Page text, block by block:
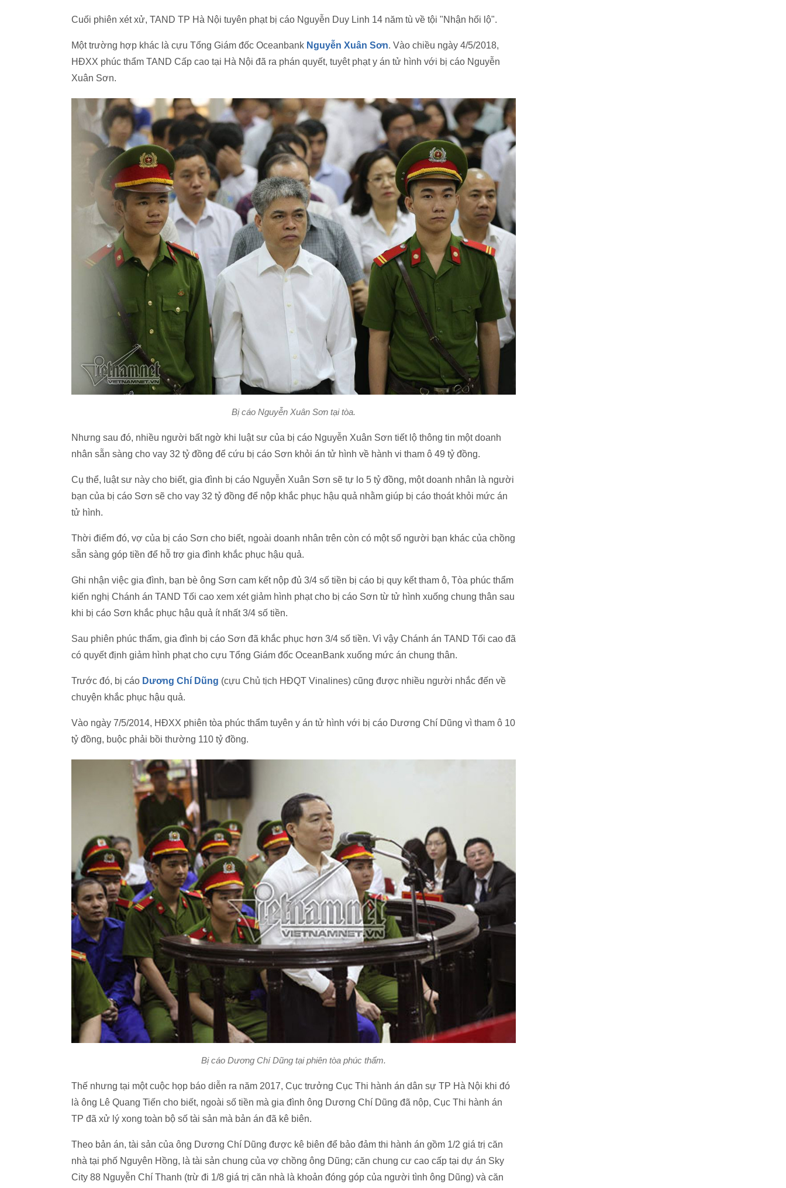
Cuối phiên xét xử, TAND TP Hà Nội tuyên phạt bị cáo Nguyễn Duy Linh 14 năm tù về tội "Nhận hối lộ".
Một trường hợp khác là cựu Tổng Giám đốc Oceanbank Nguyễn Xuân Sơn. Vào chiều ngày 4/5/2018,
HĐXX phúc thẩm TAND Cấp cao tại Hà Nội đã ra phán quyết, tuyêt phạt y án tử hình với bị cáo Nguyễn
Xuân Sơn.
Bị cáo Nguyễn Xuân Sơn tại tòa.
Nhưng sau đó, nhiều người bất ngờ khi luật sư của bị cáo Nguyễn Xuân Sơn tiết lộ thông tin một doanh
nhân sẵn sàng cho vay 32 tỷ đồng để cứu bị cáo Sơn khỏi án tử hình về hành vi tham ô 49 tỷ đồng.
Cụ thể, luật sư này cho biết, gia đình bị cáo Nguyễn Xuân Sơn sẽ tự lo 5 tỷ đồng, một doanh nhân là người
bạn của bị cáo Sơn sẽ cho vay 32 tỷ đồng để nộp khắc phục hậu quả nhằm giúp bị cáo thoát khỏi mức án
tử hình.
Thời điểm đó, vợ của bị cáo Sơn cho biết, ngoài doanh nhân trên còn có một số người bạn khác của chồng
sẵn sàng góp tiền để hỗ trợ gia đình khắc phục hậu quả.
Ghi nhận việc gia đình, bạn bè ông Sơn cam kết nộp đủ 3/4 số tiền bị cáo bị quy kết tham ô, Tòa phúc thẩm
kiến nghị Chánh án TAND Tối cao xem xét giảm hình phạt cho bị cáo Sơn từ tử hình xuống chung thân sau
khi bị cáo Sơn khắc phục hậu quả ít nhất 3/4 số tiền.
Sau phiên phúc thẩm, gia đình bị cáo Sơn đã khắc phục hơn 3/4 số tiền. Vì vậy Chánh án TAND Tối cao đã
có quyết định giảm hình phạt cho cựu Tổng Giám đốc OceanBank xuống mức án chung thân.
Trước đó, bị cáo Dương Chí Dũng (cựu Chủ tịch HĐQT Vinalines) cũng được nhiều người nhắc đến về
chuyện khắc phục hậu quả.
Vào ngày 7/5/2014, HĐXX phiên tòa phúc thẩm tuyên y án tử hình với bị cáo Dương Chí Dũng vì tham ô 10
tỷ đồng, buộc phải bồi thường 110 tỷ đồng.
Bị cáo Dương Chí Dũng tại phiên tòa phúc thẩm.
Thế nhưng tại một cuộc họp báo diễn ra năm 2017, Cục trưởng Cục Thi hành án dân sự TP Hà Nội khi đó
là ông Lê Quang Tiến cho biết, ngoài số tiền mà gia đình ông Dương Chí Dũng đã nộp, Cục Thi hành án
TP đã xử lý xong toàn bộ số tài sản mà bản án đã kê biên.
Theo bản án, tài sản của ông Dương Chí Dũng được kê biên để bảo đảm thi hành án gồm 1/2 giá trị căn
nhà tại phố Nguyên Hồng, là tài sản chung của vợ chồng ông Dũng; căn chung cư cao cấp tại dự án Sky
City 88 Nguyễn Chí Thanh (trừ đi 1/8 giá trị căn nhà là khoản đóng góp của người tình ông Dũng) và căn